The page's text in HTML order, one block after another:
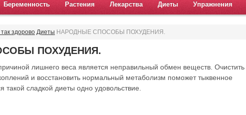
Беременность Растения Лекарства Диеты Упражнения
здорово Диеты НАРОДНЫЕ СПОСОБЫ ПОХУДЕНИЯ.
ПОХУДЕНИЯ.
лишнего веса является неправильный обмен веществ. Очистить
и восстановить нормальный метаболизм поможет тыквенное
такой сладкой диеты одно удовольствие.